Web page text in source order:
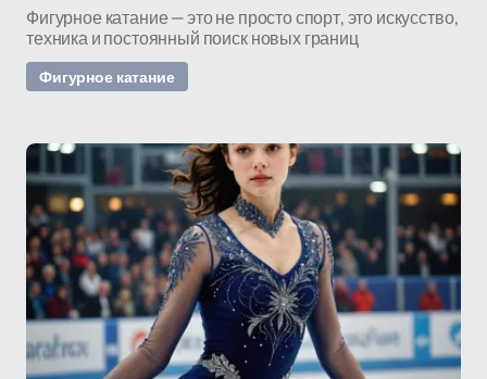
Фигурное катание — это не просто спорт, это искусство,
техника и постоянный поиск новых границ
Фигурное катание